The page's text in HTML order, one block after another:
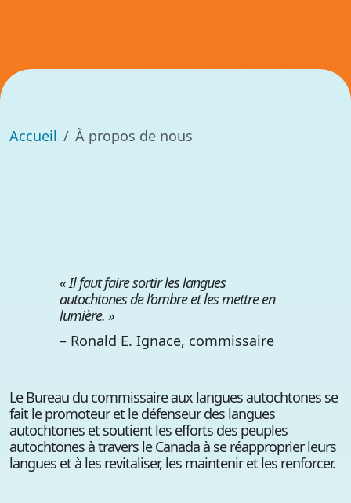
Accueil À propos de nous
« Il faut faire sortir les langues
autochtones de l’ombre et les mettre en
lumière. »
– Ronald E. Ignace, commissaire
Le Bureau du commissaire aux langues autochtones se
fait le promoteur et le défenseur des langues
autochtones et soutient les efforts des peuples
autochtones à travers le Canada à se réapproprier leurs
langues et à les revitaliser, les maintenir et les renforcer.